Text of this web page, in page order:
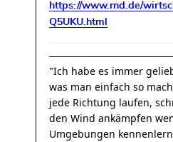
https://www.rnd.de/
Q5UKU.html
"Ich habe es immer
was man einfach so
jede Richtung laufen,
den Wind ankämpfen
Umgebungen